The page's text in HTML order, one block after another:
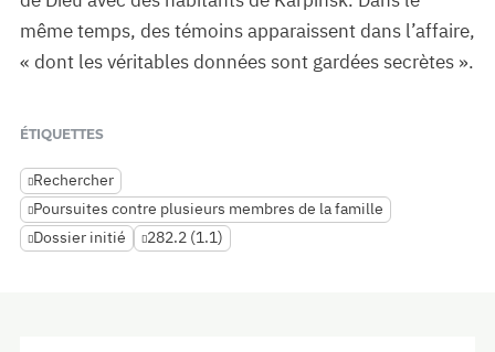
même temps, des témoins apparaissent dans l’affaire,
« dont les véritables données sont gardées secrètes ».
ÉTIQUETTES
Rechercher
Poursuites contre plusieurs membres de la famille
Dossier initié
282.2 (1.1)